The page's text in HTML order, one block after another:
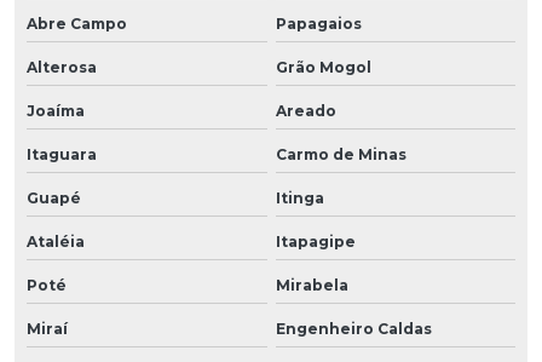
Abre Campo Papagaios
Alterosa Grão Mogol
Joaíma Areado
Itaguara Carmo de Minas
Guapé Itinga
Ataléia Itapagipe
Poté Mirabela
Miraí Engenheiro Caldas